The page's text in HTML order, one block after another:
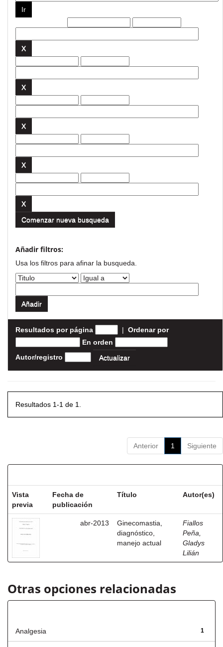
Comenzar nueva busqueda
Añadir filtros:
Usa los filtros para afinar la busqueda.
Resultados por página | Ordenar por
En orden
Autor/registro
Resultados 1-1 de 1.
Anterior 1 Siguiente
Vista
previa
Fecha de
publicación
Título Autor(es)
abr-2013
Ginecomastia,
diagnóstico,
manejo actual
Fiallos
Peña,
Gladys
Lilián
Otras opciones relacionadas
1
Analgesia